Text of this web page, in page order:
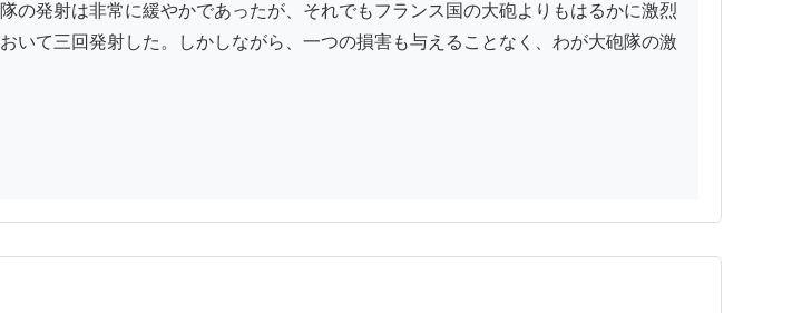
の発射は非常に緩やかであったが、それでもフランス国の大砲よりもはるかに激烈
いて三回発射した。しかしながら、一つの損害も与えることなく、わが大砲隊の激